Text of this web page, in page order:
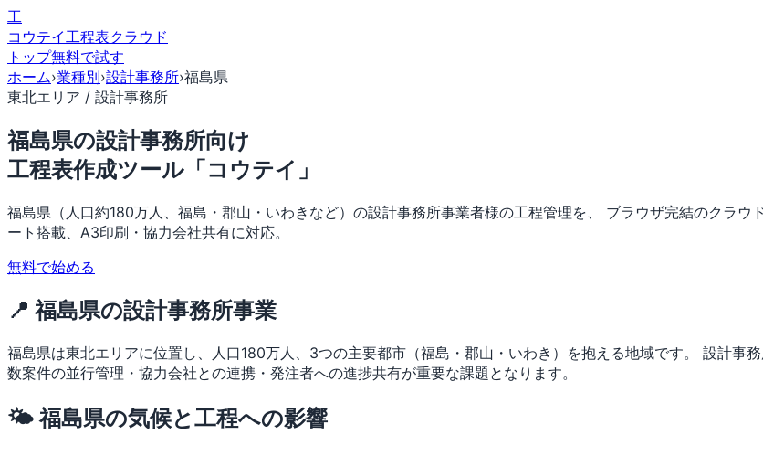
工
コウテイ工程表クラウド
トップ無料で試す
ホーム›業種別›設計事務所›福島県
東北エリア / 設計事務所
福島県の設計事務所向け
工程表作成ツール「コウテイ」
福島県（人口約180万人、福島・郡山・いわきなど）の設計事務所事業者様の工程管理を、 ブラウザ完結のクラウ
ート搭載、A3印刷・協力会社共有に対応。
無料で始める
📍 福島県の設計事務所事業
福島県は東北エリアに位置し、人口180万人、3つの主要都市（福島・郡山・いわき）を抱える地域です。 設計事
数案件の並行管理・協力会社との連携・発注者への進捗共有が重要な課題となります。
🌤 福島県の気候と工程への影響